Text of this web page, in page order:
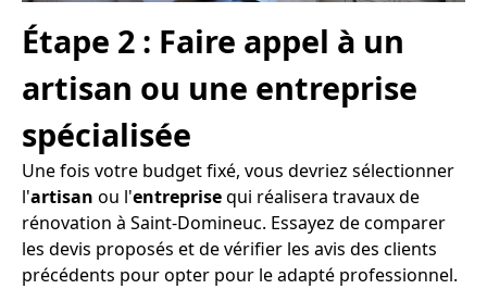
Étape 2 : Faire appel à un
artisan ou une entreprise
spécialisée
Une fois votre budget fixé, vous devriez sélectionner
l'artisan ou l'entreprisequi réalisera travaux de
rénovation à Saint-Domineuc. Essayez de comparer
les devis proposés et de vérifier les avis des clients
précédents pour opter pour le adapté professionnel.